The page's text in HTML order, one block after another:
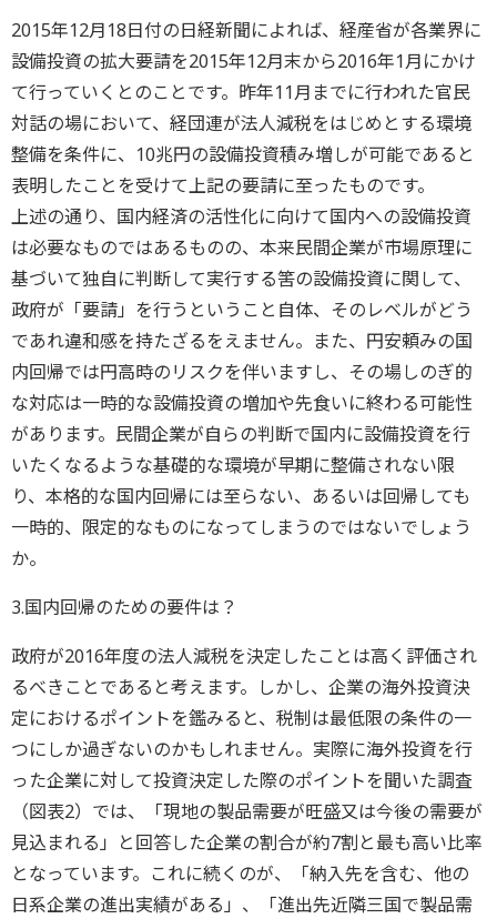
2015年12月18日付の日経新聞によれば、経産省が各業界に
設備投資の拡大要請を2015年12月末から2016年1月にかけ
て行っていくとのことです。昨年11月までに行われた官民
対話の場において、経団連が法人減税をはじめとする環境
整備を条件に、10兆円の設備投資積み増しが可能であると
表明したことを受けて上記の要請に至ったものです。
上述の通り、国内経済の活性化に向けて国内への設備投資
は必要なものではあるものの、本来民間企業が市場原理に
基づいて独自に判断して実行する筈の設備投資に関して、
政府が「要請」を行うということ自体、そのレベルがどう
であれ違和感を持たざるをえません。また、円安頼みの国
内回帰では円高時のリスクを伴いますし、その場しのぎ的
な対応は一時的な設備投資の増加や先食いに終わる可能性
があります。民間企業が自らの判断で国内に設備投資を行
いたくなるような基礎的な環境が早期に整備されない限
り、本格的な国内回帰には至らない、あるいは回帰しても
一時的、限定的なものになってしまうのではないでしょう
か。
3.国内回帰のための要件は？
政府が2016年度の法人減税を決定したことは高く評価され
るべきことであると考えます。しかし、企業の海外投資決
定におけるポイントを鑑みると、税制は最低限の条件の一
つにしか過ぎないのかもしれません。実際に海外投資を行
った企業に対して投資決定した際のポイントを聞いた調査
（図表2）では、「現地の製品需要が旺盛又は今後の需要が
見込まれる」と回答した企業の割合が約7割と最も高い比率
となっています。これに続くのが、「納入先を含む、他の
日系企業の進出実績がある」、「進出先近隣三国で製品需